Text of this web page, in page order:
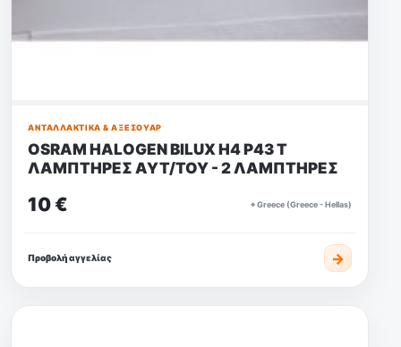
ΑΝΤΑΛΛΑΚΤΙΚΆ & ΑΞΕΣΟΥΆΡ
OSRAM HALOGEN BILUX H4 P43 T
ΛΑΜΠΤΗΡΕΣ ΑΥΤ/ΤΟΥ - 2 ΛΑΜΠΤΗΡΕΣ
10 € ⌖ Greece (Greece - Hellas)
Προβολή αγγελίας →